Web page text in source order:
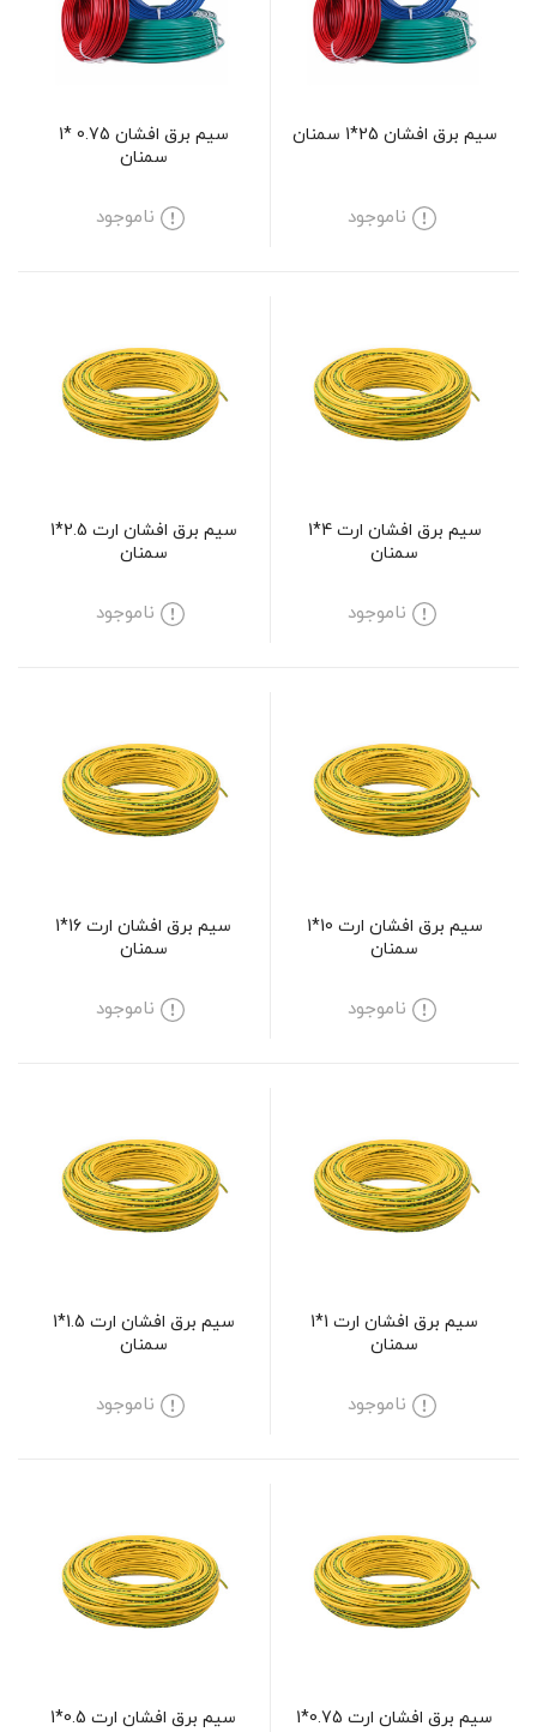
سیم برق افشان 25*1 سمنان
ناموجود
سیم برق افشان 0.75 *1
سمنان
ناموجود
سیم برق افشان ارت 4*1
سمنان
ناموجود
سیم برق افشان ارت 2.5*1
سمنان
ناموجود
سیم برق افشان ارت 10*1
سمنان
ناموجود
سیم برق افشان ارت 16*1
سمنان
ناموجود
سیم برق افشان ارت 1*1
سمنان
ناموجود
سیم برق افشان ارت 1.5*1
سمنان
ناموجود
سیم برق افشان ارت 0.75*1
سیم برق افشان ارت 0.5*1